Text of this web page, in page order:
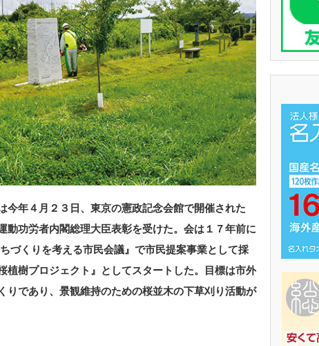
年４月２３日、東京の憲政記念会館で開催された
動功労者内閣総理大臣表彰を受けた。会は１７年前に
づくりを考える市民会議』で市民提案事業として採
植樹プロジェクト』としてスタートした。目標は市外
りであり、景観維持のための桜並木の下草刈り活動が